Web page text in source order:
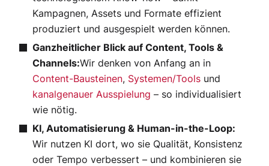
Kampagnen, Assets und Formate effizient
produziert und ausgespielt werden können.
Ganzheitlicher Blick auf Content, Tools &
Channels:Wir denken von Anfang an in
Content-Bausteinen, Systemen/Tools und
kanalgenauer Ausspielung – so individualisiert
wie nötig.
KI, Automatisierung & Human-in-the-Loop:
Wir nutzen KI dort, wo sie Qualität, Konsistenz
oder Tempo verbessert – und kombinieren sie